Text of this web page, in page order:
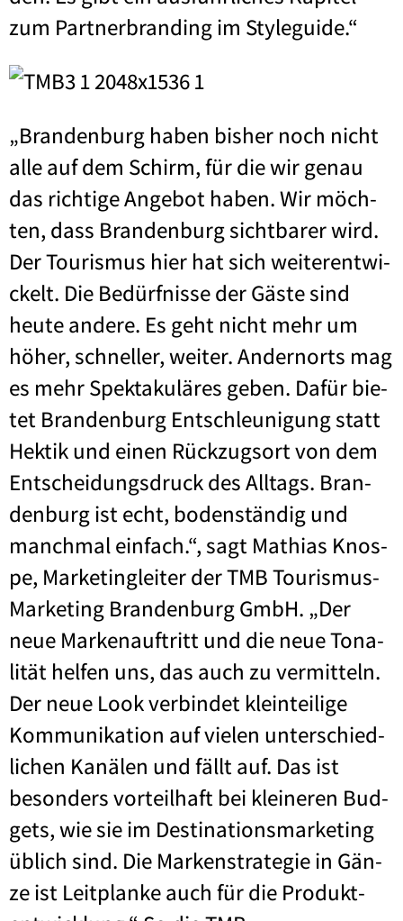
zum Part­ner­bran­ding im Sty­le­gui­de.“
„Bran­den­burg haben bis­her noch nicht
alle auf dem Schirm, für die wir genau
das rich­ti­ge Ange­bot haben. Wir möch­
ten, dass Bran­den­burg sicht­ba­rer wird.
Der Tou­ris­mus hier hat sich wei­ter­ent­wi­
ckelt. Die Bedürf­nis­se der Gäs­te sind
heu­te ande­re. Es geht nicht mehr um
höher, schnel­ler, wei­ter. Andern­orts mag
es mehr Spek­ta­ku­lä­res geben. Dafür bie­
tet Bran­den­burg Ent­schleu­ni­gung statt
Hek­tik und einen Rück­zugs­ort von dem
Ent­schei­dungs­druck des All­tags. Bran­
den­burg ist echt, boden­stän­dig und
manch­mal ein­fach.“, sagt Mathi­as Knos­
pe, Mar­ke­ting­lei­ter der TMB Tou­ris­mus-
Mar­ke­ting Bran­den­burg GmbH. „Der
neue Mar­ken­auf­tritt und die neue Tona­
li­tät hel­fen uns, das auch zu ver­mit­teln.
Der neue Look ver­bin­det klein­tei­li­ge
Kom­mu­ni­ka­ti­on auf vie­len unter­schied­
li­chen Kanä­len und fällt auf. Das ist
beson­ders vor­teil­haft bei klei­ne­ren Bud­
gets, wie sie im Desti­na­ti­ons­mar­ke­ting
üblich sind. Die Mar­ken­stra­te­gie in Gän­
ze ist Leit­plan­ke auch für die Pro­dukt­